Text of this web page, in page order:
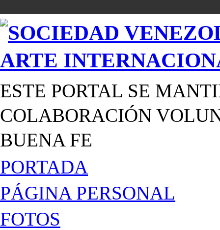
ESTE PORTAL SE
COLABORACIÓN
BUENA FE
PORTADA
PÁGINA PERSONAL
FOTOS